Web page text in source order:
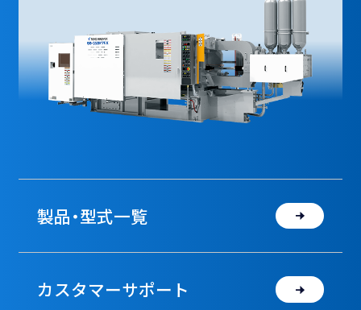
製品・型式一覧
カスタマーサポート